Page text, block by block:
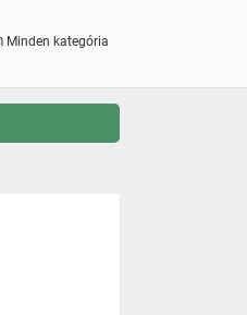
Minden kategória